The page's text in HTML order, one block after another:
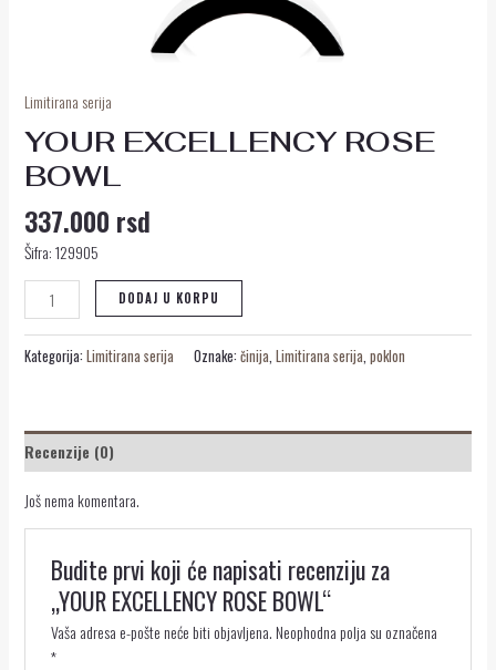
Limitirana serija
YOUR EXCELLENCY ROSE
BOWL
337.000 rsd
Šifra:129905
DODAJ U KORPU
Kategorija: Limitirana serija Oznake: činija Limitirana serija poklon
Recenzije (0)
Još nema komentara.
Budite prvi koji će napisati recenziju za
„YOUR EXCELLENCY ROSE BOWL“
Vaša adresa e-pošte neće biti objavljena. Neophodna polja su označena
*